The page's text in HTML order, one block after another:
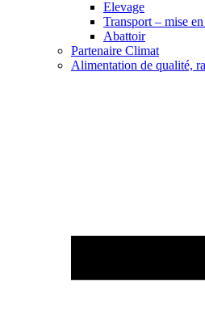
Elevage
Transport – mise
Abattoir
Partenaire Climat
Alimentation de qualité,